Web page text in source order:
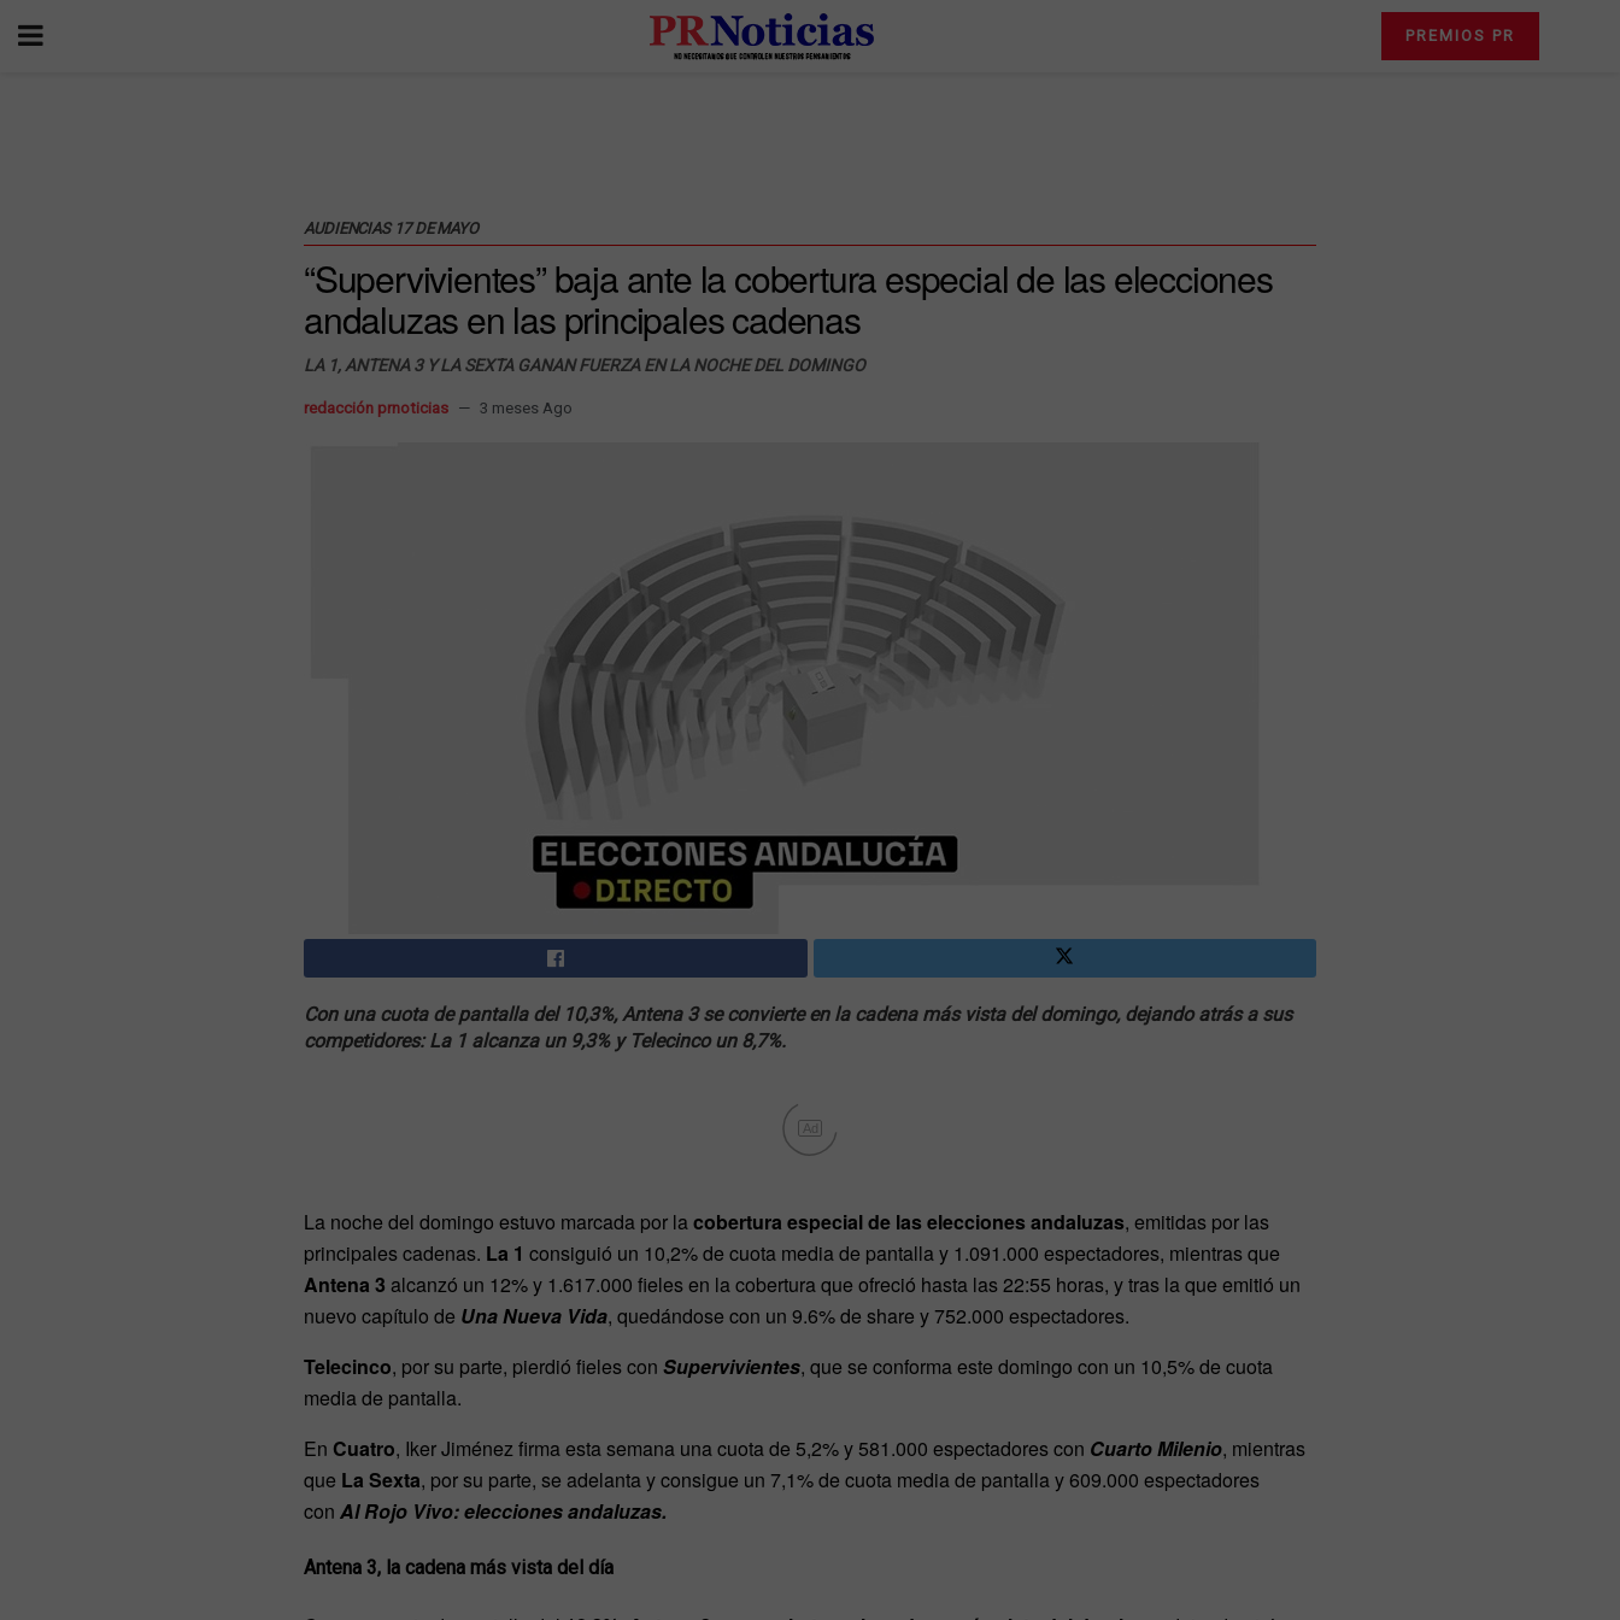
PREMIOS PR
AUDIENCIAS 17 DE MAYO
“Supervivientes” baja ante la cobertura especial de las elecciones
andaluzas en las principales cadenas
LA 1, ANTENA 3 Y LA SEXTA GANAN FUERZA EN LA NOCHE DEL DOMINGO
redacción prnoticias 3 meses Ago
Con una cuota de pantalla del 10,3%, Antena 3 se convierte en la cadena más vista del domingo, dejando atrás a sus
competidores: La 1 alcanza un 9,3% y Telecinco un 8,7%.
Ad
La noche del domingo estuvo marcada por lacobertura especial de las elecciones andaluzas, emitidas por las
principales cadenas. La 1 consiguió un 10,2% de cuota media de pantalla y 1.091.000 espectadores, mientras que
Antena 3 alcanzó un 12% y 1.617.000 fieles en la cobertura que ofreció hasta las 22:55 horas, y tras la que emitió un
nuevo capítulo de Una Nueva Vida, quedándose con un 9.6% de share y 752.000 espectadores.
Telecinco, por su parte, pierdió fieles con Supervivientes, que se conforma este domingo con un 10,5% de cuota
media de pantalla.
En Cuatro, Iker Jiménez firma esta semana una cuota de 5,2% y 581.000 espectadores con Cuarto Milenio, mientras
que La Sexta, por su parte, se adelanta y consigue un 7,1% de cuota media de pantalla y 609.000 espectadores
con Al Rojo Vivo: elecciones andaluzas.
Antena 3, la cadena más vista del día